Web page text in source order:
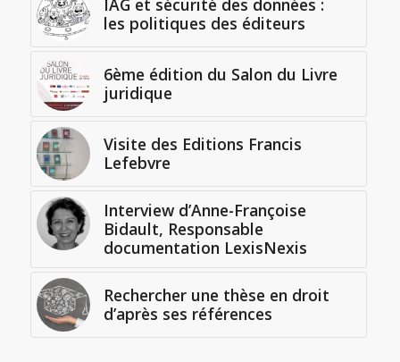
IAG et sécurité des données :
les politiques des éditeurs
6ème édition du Salon du Livre
juridique
Visite des Editions Francis
Lefebvre
Interview d’Anne-Françoise
Bidault, Responsable
documentation LexisNexis
Rechercher une thèse en droit
d’après ses références